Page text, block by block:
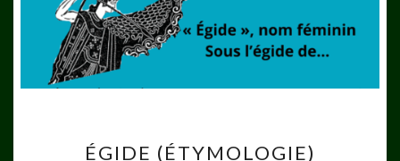
ÉGIDE (ÉTYMOLOGIE)